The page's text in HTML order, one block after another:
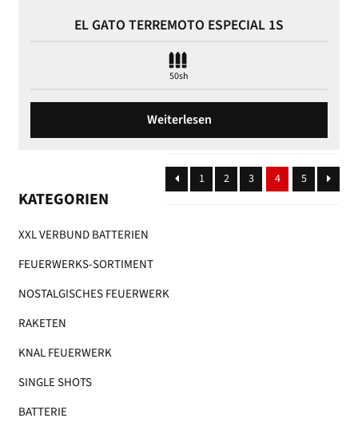
EL GATO TERREMOTO ESPECIAL 1S
50sh
Weiterlesen
1 2 3 4 5
KATEGORIEN
XXL VERBUND BATTERIEN
FEUERWERKS-SORTIMENT
NOSTALGISCHES FEUERWERK
RAKETEN
KNAL FEUERWERK
SINGLE SHOTS
BATTERIE